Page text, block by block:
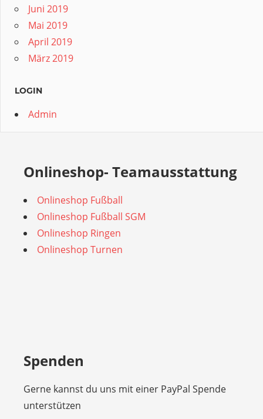
Juni 2019
Mai 2019
April 2019
März 2019
LOGIN
Admin
Onlineshop- Teamausstattung
Onlineshop Fußball
Onlineshop Fußball SGM
Onlineshop Ringen
Onlineshop Turnen
Spenden
Gerne kannst du uns mit einer PayPal Spende
unterstützen